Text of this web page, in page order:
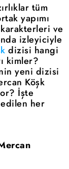
tüm
yapımı
ve
izleyiciyle
dizisi hangi
kimler?
yeni dizisi
Köşk
İşte
her